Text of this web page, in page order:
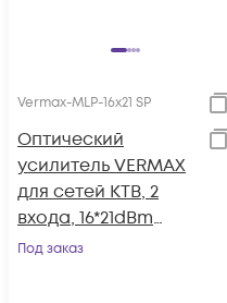
Vermax-MLP-16x21 SP
Оптический
усилитель VERMAX
для сетей КТВ, 2
входа, 16*21dBm
выхода, WDM
Под заказ